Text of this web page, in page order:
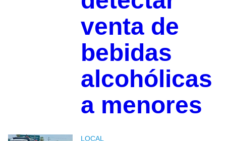
venta de
bebidas
alcohólicas
a menores
LOCAL